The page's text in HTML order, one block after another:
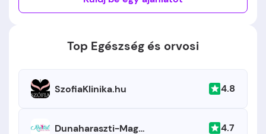
Top Egészség és orvosi
SzofiaKlinika.hu 4.8
Dunaharaszti-Maganklinika 4.7